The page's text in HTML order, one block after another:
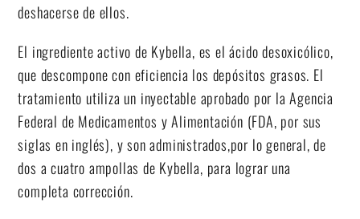
deshacerse de ellos.
El ingrediente activo de Kybella, es el ácido desoxicólico,
que descompone con eficiencia los depósitos grasos. El
tratamiento utiliza un inyectable aprobado por la Agencia
Federal de Medicamentos y Alimentación (FDA, por sus
siglas en inglés), y son administrados,por lo general, de
dos a cuatro ampollas de Kybella, para lograr una
completa corrección.